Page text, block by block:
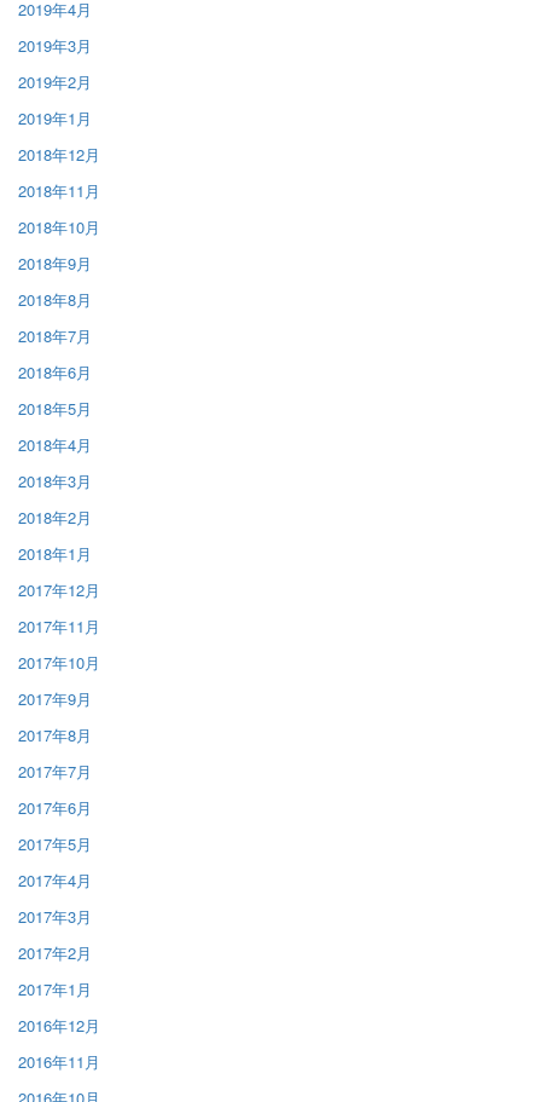
2019年4月
2019年3月
2019年2月
2019年1月
2018年12月
2018年11月
2018年10月
2018年9月
2018年8月
2018年7月
2018年6月
2018年5月
2018年4月
2018年3月
2018年2月
2018年1月
2017年12月
2017年11月
2017年10月
2017年9月
2017年8月
2017年7月
2017年6月
2017年5月
2017年4月
2017年3月
2017年2月
2017年1月
2016年12月
2016年11月